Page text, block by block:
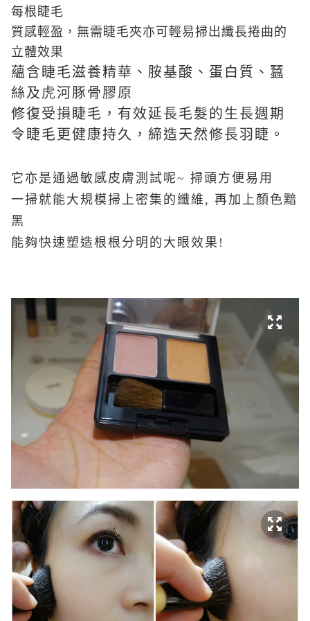
每根睫毛
質感輕盈，無需睫毛夾亦可輕易掃出纖長捲曲的
立體效果
蘊含睫毛滋養精華、胺基酸、蛋白質、蠶
絲及虎河豚骨膠原
修復受損睫毛，有效延長毛髮的生長週期
令睫毛更健康持久，締造天然修長羽睫。
它亦是通過敏感皮膚測試呢~ 掃頭方便易用
一掃就能大規模掃上密集的纖維, 再加上顏色黯
黑
能夠快速塑造根根分明的大眼效果!